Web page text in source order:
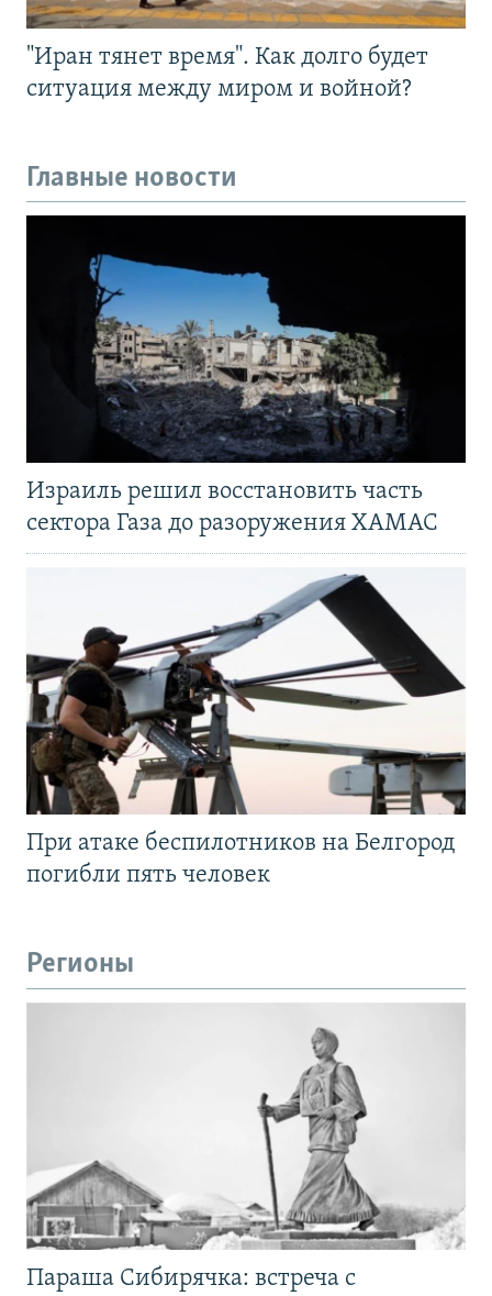
"Иран тянет время". Как долго будет
ситуация между миром и войной?
Главные новости
Израиль решил восстановить часть
сектора Газа до разоружения ХАМАС
При атаке беспилотников на Белгород
погибли пять человек
Регионы
Параша Сибирячка: встреча с